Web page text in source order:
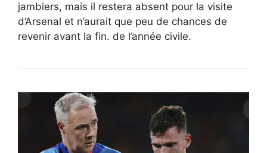
jambiers, mais il restera absent pour la visite
d’Arsenal et n’aurait que peu de chances de
revenir avant la fin. de l’année civile.